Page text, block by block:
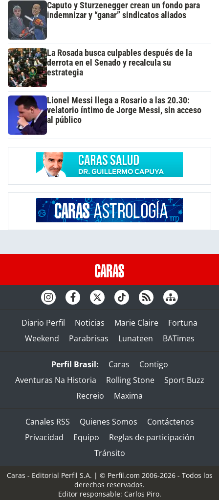
Caputo y Sturzenegger crean un fondo para
indemnizar y “ganar” sindicatos aliados
La Rosada busca culpables después de la
derrota en el Senado y recalcula su
estrategia
Lionel Messi llega a Rosario a las 20.30:
velatorio íntimo de Jorge Messi, sin acceso
al público
Diario Perfil Noticias Marie Claire
Fortuna
Weekend
Parabrisas Lunateen BATimes
Perfil Brasil: Caras
Contigo
Aventuras Na Historia
Rolling Stone
Sport Buzz
Recreio
Maxima
Canales RSS Quienes Somos
Contáctenos
Privacidad
Equipo
Reglas de participación
Tránsito
Caras - Editorial Perfil S.A. | © Perfil.com 2006-2026 - Todos los
derechos reservados.
Editor responsable: Carlos Piro.